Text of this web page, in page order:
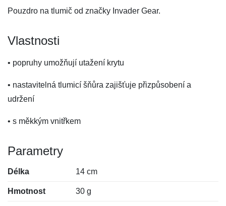
Pouzdro na tlumič od značky Invader Gear.
Vlastnosti
• popruhy umožňují utažení krytu
• nastavitelná tlumicí šňůra zajišťuje přizpůsobení a
udržení
• s měkkým vnitřkem
Parametry
Délka 14 cm
Hmotnost 30 g